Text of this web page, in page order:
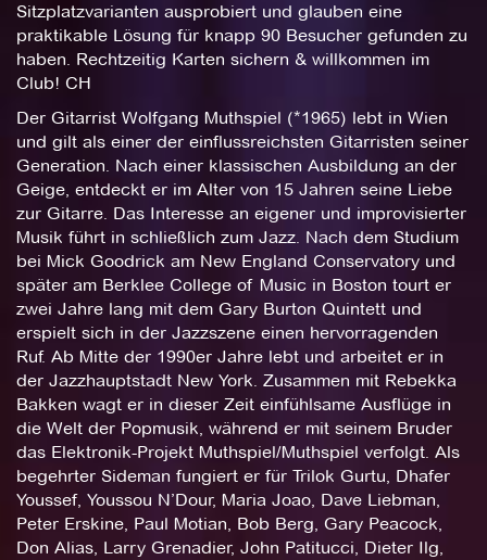
Sitzplatzvarianten ausprobiert und glauben eine
praktikable Lösung für knapp 90 Besucher gefunden zu
haben. Rechtzeitig Karten sichern & willkommen im
Club! CH
Der Gitarrist Wolfgang Muthspiel (*1965) lebt in Wien
und gilt als einer der einflussreichsten Gitarristen seiner
Generation. Nach einer klassischen Ausbildung an der
Geige, entdeckt er im Alter von 15 Jahren seine Liebe
zur Gitarre. Das Interesse an eigener und improvisierter
Musik führt in schließlich zum Jazz. Nach dem Studium
bei Mick Goodrick am New England Conservatory und
später am Berklee College of Music in Boston tourt er
zwei Jahre lang mit dem Gary Burton Quintett und
erspielt sich in der Jazzszene einen hervorragenden
Ruf. Ab Mitte der 1990er Jahre lebt und arbeitet er in
der Jazzhauptstadt New York. Zusammen mit Rebekka
Bakken wagt er in dieser Zeit einfühlsame Ausflüge in
die Welt der Popmusik, während er mit seinem Bruder
das Elektronik-Projekt Muthspiel/Muthspiel verfolgt. Als
begehrter Sideman fungiert er für Trilok Gurtu, Dhafer
Youssef, Youssou N’Dour, Maria Joao, Dave Liebman,
Peter Erskine, Paul Motian, Bob Berg, Gary Peacock,
Don Alias, Larry Grenadier, John Patitucci, Dieter Ilg,